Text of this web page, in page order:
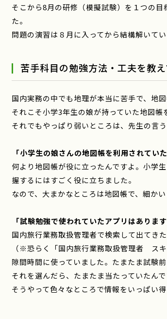
そこから8月の研修（模擬試験）を１つの
た。
問題の演習は８月に入ってから結構解いて
苦手科目の勉強方法・工夫を教え
国内実務の中でも地理が本当に苦手で、地
それこそ小学3年生の娘が持っていた地図帳
それでもやっぱり弱いところは、先生の言
「小学生の娘さんの地図帳を利用されてい
何より地図帳が役に立ったんですよ。小学
握するにはすごく役に立ちました。
なので、大まかなところは地図帳で、細か
「試験勉強で使われていたアプリはあります
国内旅行業務取扱管理者で検索して出てき
（※恐らく「国内旅行業務取扱管理者 スキ
隙間時間に使っていました。たまたま試験
それを選んだら、たまたま当たっていたん
そうやって色々なところで情報をいっぱい